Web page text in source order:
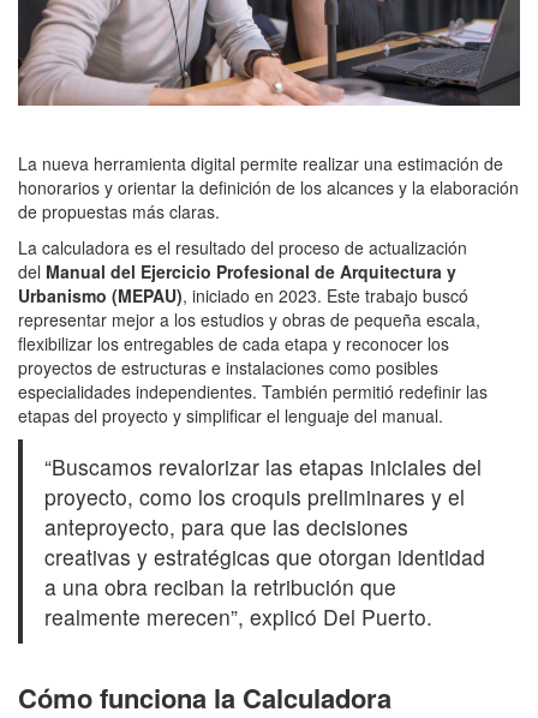
La nueva herramienta digital permite realizar una estimación de
honorarios y orientar la definición de los alcances y la elaboración
de propuestas más claras.
La calculadora es el resultado del proceso de actualización
del Manual del Ejercicio Profesional de Arquitectura y
Urbanismo (MEPAU), iniciado en 2023. Este trabajo buscó
representar mejor a los estudios y obras de pequeña escala,
flexibilizar los entregables de cada etapa y reconocer los
proyectos de estructuras e instalaciones como posibles
especialidades independientes. También permitió redefinir las
etapas del proyecto y simplificar el lenguaje del manual.
“Buscamos revalorizar las etapas iniciales del
proyecto, como los croquis preliminares y el
anteproyecto, para que las decisiones
creativas y estratégicas que otorgan identidad
a una obra reciban la retribución que
realmente merecen”, explicó Del Puerto.
Cómo funciona la Calculadora